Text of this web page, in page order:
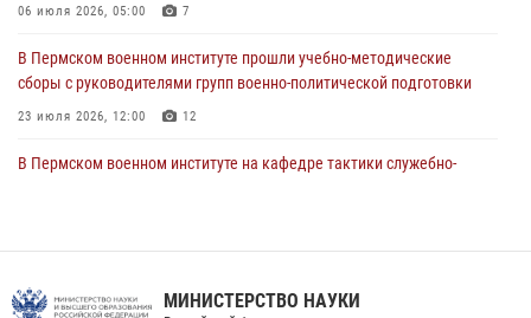
В Росгвардии определили лучших специалистов продовольственной
06 июля 2026, 05:00 7
В Пермском военном институте прошли учебно-методические
сборы с руководителями групп военно-политической подготовки
23 июля 2026, 12:00 12
В Пермском военном институте на кафедре тактики служебно-
МИНИСТЕРСТВО НАУКИ